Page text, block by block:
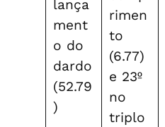
lança
ment
o do
dardo
(52.79
)
rimen
to
(6.77)
e 23º
no
triplo